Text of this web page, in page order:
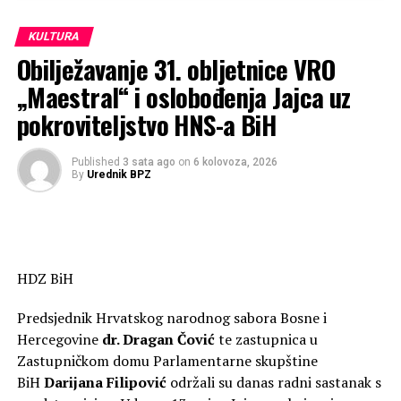
Urednik: Žarko Vlaho
Izdavač: Konsorcij Narodne slobode
Tiskara: Hrvatska tiskara F.P. Mostar
Broj: 13. god X.
Broj stranica: 4
Datum: 31. ožujka 1928.
Arhiv: Herecegovačka franjevačka provincija
Željana Zovko tvrdi:
DON'T MISS
Zeljko Matic…Ako koza laže rog ne laže!
KULTURA
Obilježavanje 31. obljetnice VRO
„Maestral“ i oslobođenja Jajca uz
pokroviteljstvo HNS-a BiH
Published 3 sata ago on 6 kolovoza, 2026
By Urednik BPZ
HDZ BiH
Predsjednik Hrvatskog narodnog sabora Bosne i
Hercegovine dr. Dragan Čovićte zastupnica u
Zastupničkom domu Parlamentarne skupštine
BiHDarijana Filipovićodržali su danas radni sastanak s